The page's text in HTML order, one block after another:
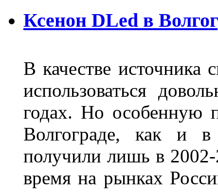
Ксенон DLed в
В качестве источника
использоваться
годах. Но особенную
Волгограде, как и
получили лишь в
время на рынках